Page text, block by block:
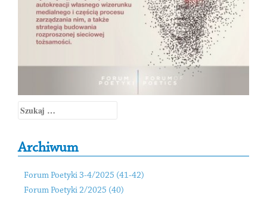
Szukaj:
Archiwum
Forum Poetyki 3-4/2025 (41-42)
Forum Poetyki 2/2025 (40)